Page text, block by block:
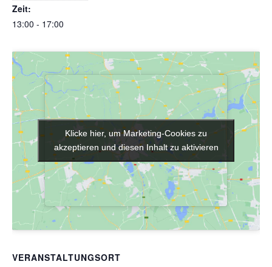
Zeit:
13:00 - 17:00
VERANSTALTUNGSORT
Klicke hier, um Marketing-Cookies zu
akzeptieren und diesen Inhalt zu aktivieren
Klicke hier, um Marketing-Cookies zu
akzeptieren und diesen Inhalt zu aktivieren